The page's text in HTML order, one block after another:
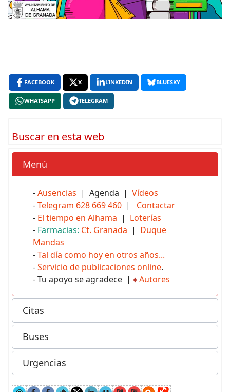
FACEBOOK X LINKEDIN BLUESKY
WHATSAPP TELEGRAM
Buscar en esta web
Menú
-Ausencias | Agenda | Vídeos
-Telegram 628 669 460 | Contactar
- El tiempo en Alhama | Loterías
- Farmacias: Ct. Granada | Duque
Mandas
-Tal día como hoy en otros años...
-Servicio de publicaciones online.
- Tu apoyo se agradece | ♦Autores
Citas
Buses
Urgencias